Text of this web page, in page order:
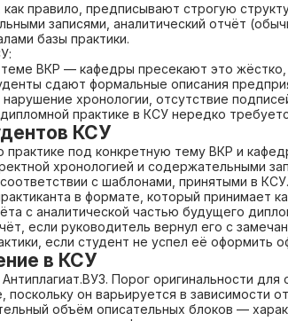
правило, предписывают строгую
записями, аналитический отчёт
базы практики.
ВКР — кафедры пресекают это жёстко,
сдают формальные описания
хронологии, отсутствие
практике в КСУ нередко
КСУ
практике под конкретную тему ВКР и
хронологией и содержательными
с шаблонами, принятыми в КСУ.
в формате, который принимает
с аналитической частью будущего
если руководитель вернул его с
если студент не успел её оформить
в КСУ
Порог оригинальности
поскольку он варьируется в зависимости
объём описательных блоков —